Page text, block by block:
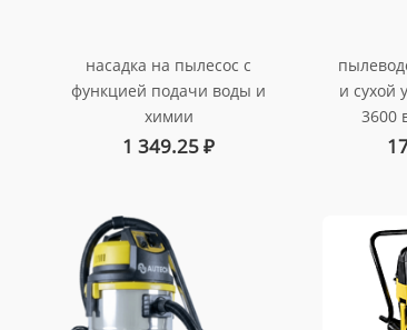
насадка на пылесос с
функцией подачи воды и
химии
арт. au-01dsp
1 349.25₽
и сухой
3600